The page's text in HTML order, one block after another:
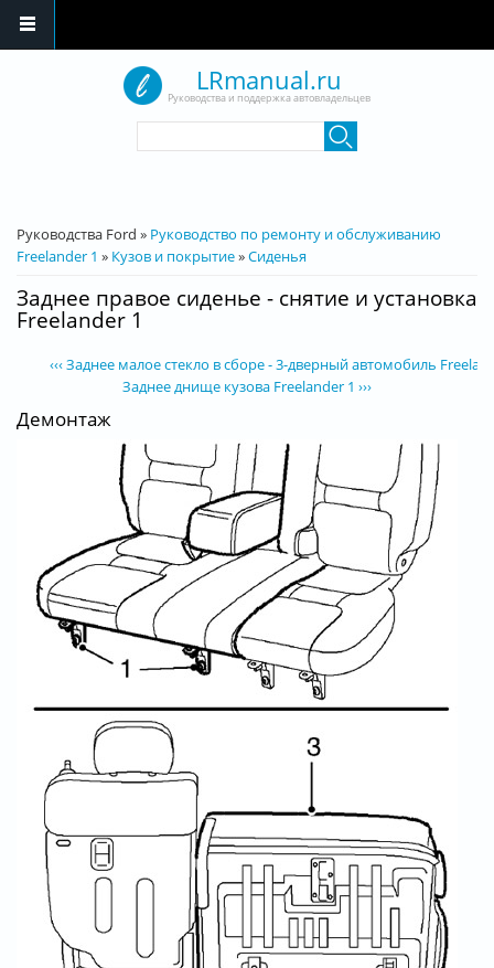
LRmanual.ru
Руководства и поддержка автовладельцев
Вы здесь
Руководства Ford » Руководство по ремонту и обслуживанию
Freelander 1 » Кузов и покрытие»Сиденья
Заднее правое сиденье - снятие и установка
Freelander 1
‹‹‹ Заднее малое стекло в сборе - 3-дверный автомобиль
Заднее днище кузова Freelander 1 ›››
Демонтаж